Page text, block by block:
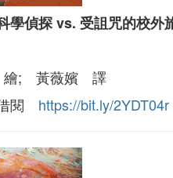
學偵探 vs. 受詛咒的校外
繪; 黃薇嬪 譯
閱 https://bit.ly/2YDT04r